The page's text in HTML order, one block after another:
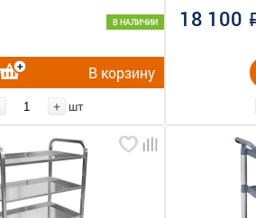
В НАЛИЧИИ
В корзину
+ шт
18 100